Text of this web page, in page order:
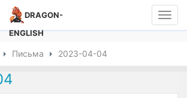
DRAGON-
ENGLISH
Письма 2023-04-04